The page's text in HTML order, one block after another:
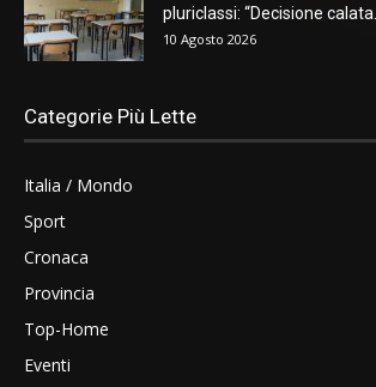
pluriclassi: “Decisione calata...
10 Agosto 2026
Categorie Più Lette
Italia / Mondo
Sport
Cronaca
Provincia
Top-Home
Eventi